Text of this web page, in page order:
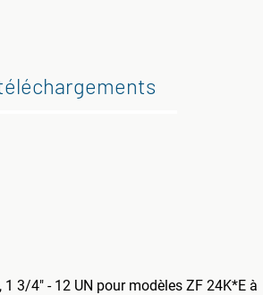
3/4" - 12 UN pour modèles ZF 24K*E à